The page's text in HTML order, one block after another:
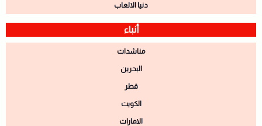
دنيا الالعاب
أنباء
مناشدات
البحرين
قطر
الكويت
الامارات